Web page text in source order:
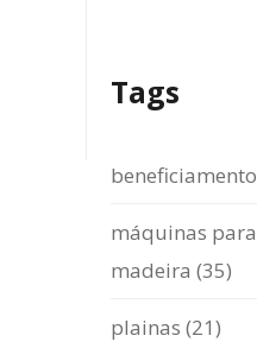
Tags
máquinas
madeira (35)
plainas (21)